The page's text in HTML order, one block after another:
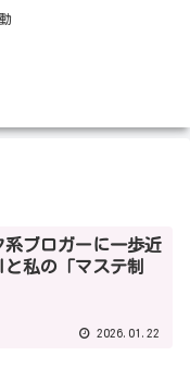
系ブロガーに一歩近
私の「マステ制
2026.01.22